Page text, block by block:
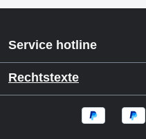
Service hotline
Rechtstexte